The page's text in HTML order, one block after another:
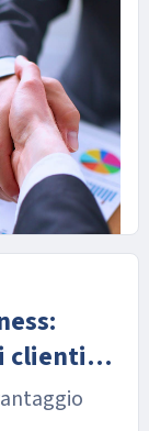
per
clienti